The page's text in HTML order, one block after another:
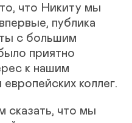
что Никиту мы
публика
с большим
приятно
к нашим
коллег.
сказать, что мы